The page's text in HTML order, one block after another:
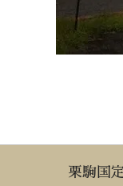
栗駒国